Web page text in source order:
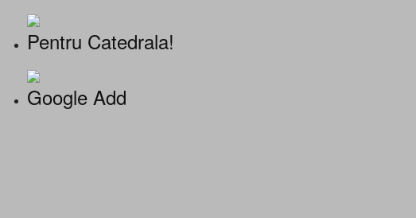
Pentru Catedrala!
Google Add